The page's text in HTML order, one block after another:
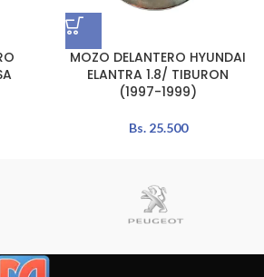
MOZO DELANTERO HYUNDAI
ELANTRA 1.8/ TIBURON
(1997-1999)
Bs.25.500